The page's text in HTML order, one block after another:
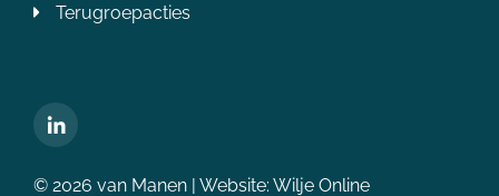
Terugroepacties
© 2026 van Manen | Website: Wilje Online